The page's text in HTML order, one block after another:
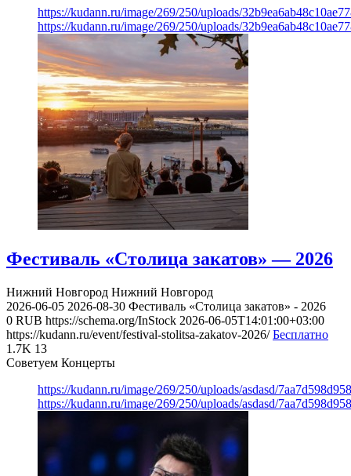
https://kudann.ru/image/269/250/uploads/
https://kudann.ru/image/269/250/uploads/
Фестиваль «Столица закатов» — 2026
Нижний Новгород Нижний Новгород
2026-06-05 2026-08-30 Фестиваль «Столица закатов» - 2026
0 RUB https://schema.org/InStock 2026-06-05T14:01:00+03:00
https://kudann.ru/event/festival-stolitsa-zakatov-2026/ Бесплатно
1.7K 13
Советуем Концерты
https://kudann.ru/image/269/250/uploads/asdasd/
https://kudann.ru/image/269/250/uploads/asdasd/